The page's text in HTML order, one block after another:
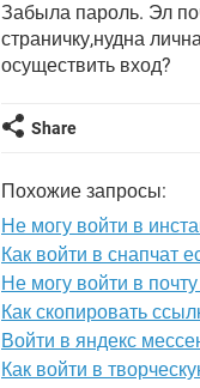
Забыла пароль. Эл
страничку,нудна
осуществить вход?
Share
Похожие запросы:
Не могу войти в
Как войти в снапчат
Не могу войти в
Как скопировать
Войти в яндекс
Как войти в